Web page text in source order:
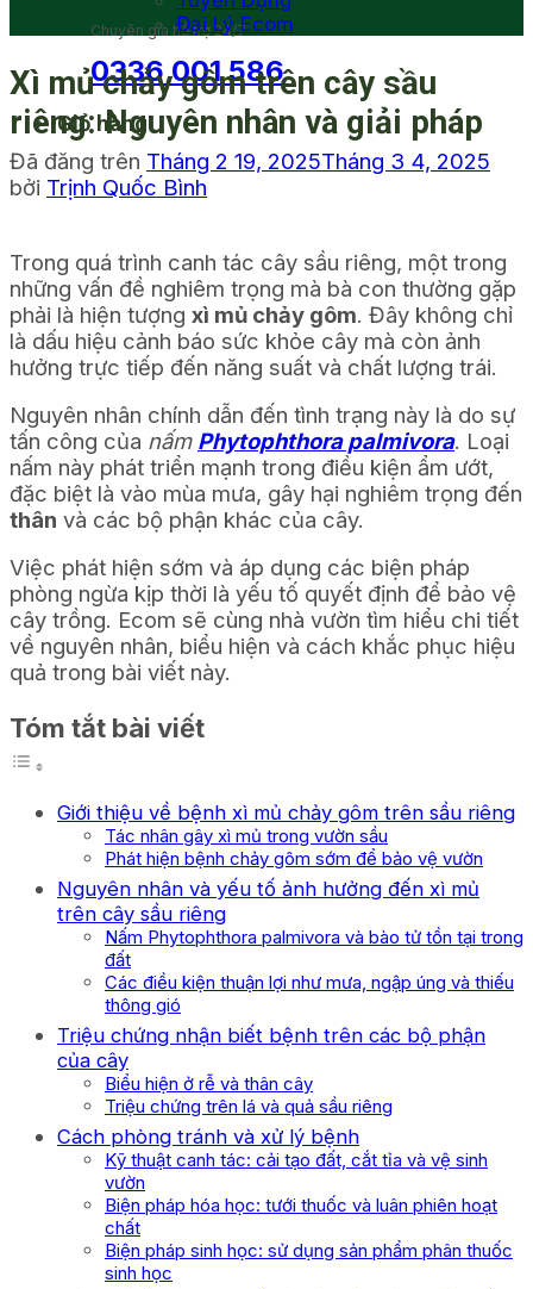
Chuyên gia hỗ trợ 24/7
0336 001 586
Giỏ hàng
Đại Lý Ecom
Xì mủ chảy gôm trên cây sầu
riêng: Nguyên nhân và giải pháp
Đã đăng trên Tháng 2 19, 2025Tháng 3 4, 2025
bởi Trịnh Quốc Bình
Trong quá trình canh tác cây sầu riêng, một trong
những vấn đề nghiêm trọng mà bà con thường gặp
phải là hiện tượng xì mủ chảy gôm. Đây không chỉ
là dấu hiệu cảnh báo sức khỏe cây mà còn ảnh
hưởng trực tiếp đến năng suất và chất lượng trái.
Nguyên nhân chính dẫn đến tình trạng này là do sự
tấn công của nấm Phytophthora palmivora. Loại
nấm này phát triển mạnh trong điều kiện ẩm ướt,
đặc biệt là vào mùa mưa, gây hại nghiêm trọng đến
thân và các bộ phận khác của cây.
Việc phát hiện sớm và áp dụng các biện pháp
phòng ngừa kịp thời là yếu tố quyết định để bảo vệ
cây trồng. Ecom sẽ cùng nhà vườn tìm hiểu chi tiết
về nguyên nhân, biểu hiện và cách khắc phục hiệu
quả trong bài viết này.
Tóm tắt bài viết
Giới thiệu về bệnh xì mủ chảy gôm trên sầu riêng
Tác nhân gây xì mủ trong vườn sầu
Phát hiện bệnh chảy gôm sớm để bảo vệ vườn
Nguyên nhân và yếu tố ảnh hưởng đến xì mủ
trên cây sầu riêng
Nấm Phytophthora palmivora và bào tử tồn tại trong
đất
Các điều kiện thuận lợi như mưa, ngập úng và thiếu
thông gió
Triệu chứng nhận biết bệnh trên các bộ phận
của cây
Biểu hiện ở rễ và thân cây
Triệu chứng trên lá và quả sầu riêng
Cách phòng tránh và xử lý bệnh
Kỹ thuật canh tác: cải tạo đất, cắt tỉa và vệ sinh
vườn
Biện pháp hóa học: tưới thuốc và luân phiên hoạt
chất
Biện pháp sinh học: sử dụng sản phẩm phân thuốc
sinh học